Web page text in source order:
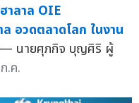
าลาล OIE
อวดตลาดโลก ในงาน
— นายศุภกิจ บุญศิริ ผู้
.ค.